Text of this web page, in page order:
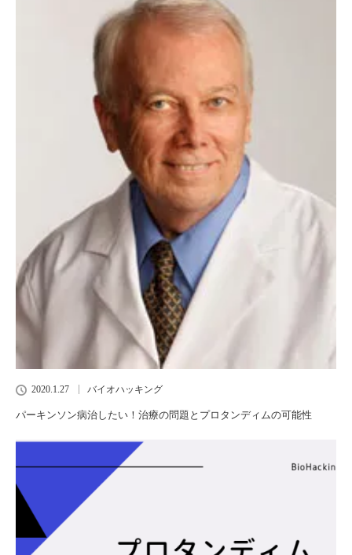
2020.1.27 バイオハッキング
パーキンソン病治したい！治療の問題とプロタンディムの可能性